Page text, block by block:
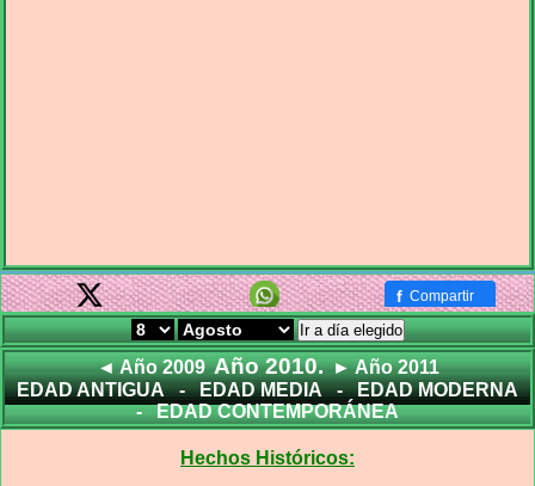
f Compartir
Ir a día elegido
◄ Año 2009 Año 2010. ► Año 2011
EDAD ANTIGUA - EDAD MEDIA - EDAD MODERNA
- EDAD CONTEMPORÁNEA
Hechos Históricos: